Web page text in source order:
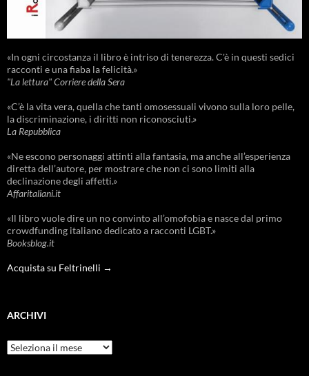
«In ogni circostanza il libro è intriso di tenerezza. C'è in questi sedici
racconti e una fiaba la felicità.»
"La lettura" Corriere della Sera
«C’è la vita vera, quella che tanti omosessuali vivono sulla loro pelle,
la discriminazione, i diritti non riconosciuti.»
La Repubblica
«Ne escono personaggi attinti alla fantasia, ma anche all’esperienza
diretta dell’autore, per mostrare che non ci sono limiti alla
declinazione degli affetti.»
Affaritaliani.it
«Il libro vuole dire un no convinto all’omofobia e nasce dal primo
crowdfunding italiano dedicato a racconti LGBT.»
Booksblog.it
Acquista su Feltrinelli →
ARCHIVI
Archivi